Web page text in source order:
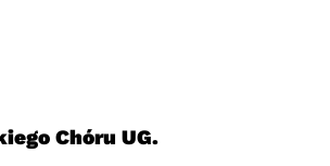
Chóru UG.